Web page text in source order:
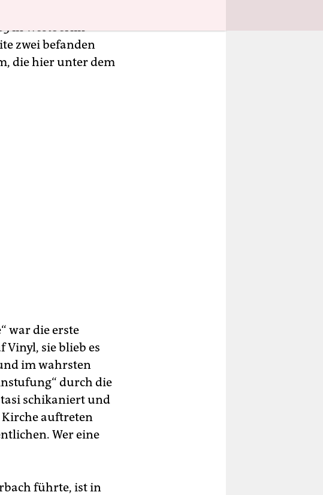
in Westberlin
zwei befanden
die hier unter dem
war die erste
sie blieb es
im wahrsten
durch die
schikaniert und
auftreten
Wer eine
führte, ist in